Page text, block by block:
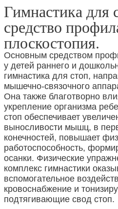
Гимнастика для
средство
плоскостопия.
Основным средством
у детей раннего и
гимнастика для стоп,
мышечно-связочного
Она также благотворно
укрепление организма
стоп обеспечивает
выносливости мышц, в
конечностей, повышает
работоспособность,
осанки. Физические
комплекс гимнастики
вспомогательное
кровоснабжение и
подтягивающие свод стоп.